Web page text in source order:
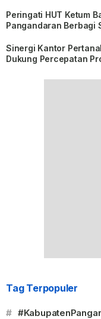
Peringati HUT Ketum
Pangandaran Berbagi
Sinergi Kantor
Dukung Percepatan
Tag Terpopuler
#